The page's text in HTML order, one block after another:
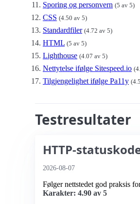
Sporing og personvern (5 av 5)
CSS (4.50 av 5)
Standardfiler (4.72 av 5)
HTML (5 av 5)
Lighthouse (4.07 av 5)
Nettytelse ifølge Sitespeed.io
Tilgjengelighet ifølge Pa11y
Testresultater
HTTP-
2026-08-07
Følger nettstedet god praksis
Karakter: 4.90 av 5